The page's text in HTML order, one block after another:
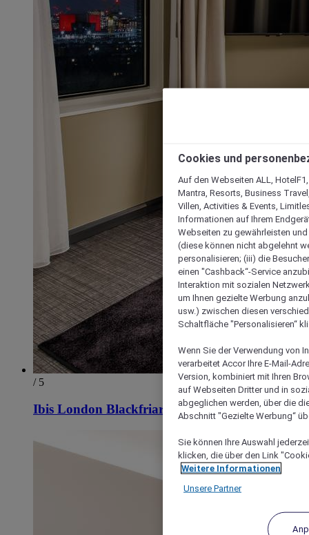
/ 5
Ibis London Blackfriars
Cookies und
Auf den Webseiten ALL,
Mantra, Resorts, Business
Villen, Activities & Events,
Informationen auf Ihrem
Webseiten zu gewährleisten
(diese können nicht abgelehnt
personalisieren; (iii) die
einen "Cashback“-Service
Interaktion mit sozialen
um Ihnen gezielte Werbung
usw.) zwischen diesen
Schaltfläche "Personalisieren“
Wenn Sie der Verwendung von
verarbeitet Accor Ihre E-Mail-
Version, kombiniert mit Ihren
auf Webseiten Dritter und in
abgeglichen werden, über die
Abschnitt "Gezielte Werbung“
Sie können Ihre Auswahl
klicken, die über den Link
Weitere Informationen
Unsere Partner